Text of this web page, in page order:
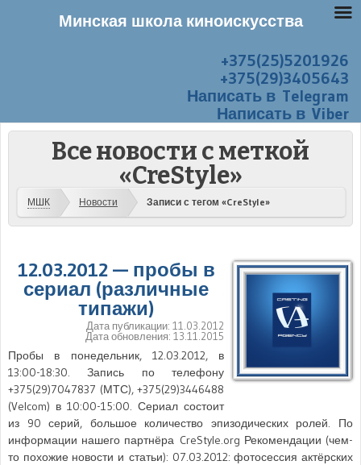
+375(25)5201926
+375(29)3405643
Написать в Telegram
Написать в Viber
Все новости с меткой
«CreStyle»
МШК Новости Записи с тегом «CreStyle»
12.03.2012 — пробы в
сериал (различные
типажи)
Дата публикации: 11.03.2012
Дата обновления: 13.11.2015
Пробы в понедельник, 12.03.2012, в
13:00-18:30. Запись по телефону
+375(29)7047837 (МТС), +375(29)3446488
(Velcom) в 10:00-15:00. Сериал состоит
из 90 серий, большое количество эпизодических ролей. По
информации нашего партнёра CreStyle.org Рекомендации (чем-
то похожие новости и статьи): 07.03.2012: фотосессия актёрских
Минская школа киноискусства